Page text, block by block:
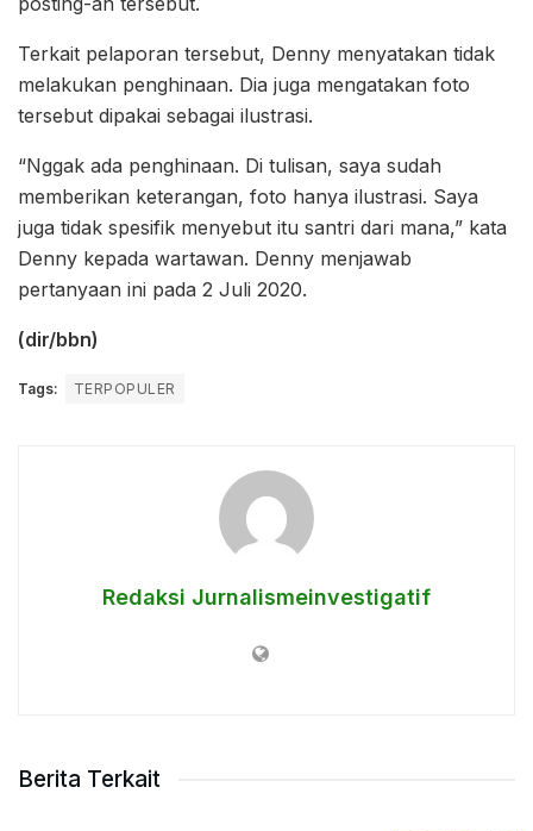
Terkait pelaporan tersebut, Denny menyatakan tidak
melakukan penghinaan. Dia juga mengatakan foto
tersebut dipakai sebagai ilustrasi.
“Nggak ada penghinaan. Di tulisan, saya sudah
memberikan keterangan, foto hanya ilustrasi. Saya
juga tidak spesifik menyebut itu santri dari mana,” kata
Denny kepada wartawan. Denny menjawab
pertanyaan ini pada 2 Juli 2020.
(dir/bbn)
Tags: TERPOPULER
Redaksi Jurnalismeinvestigatif
Berita Terkait